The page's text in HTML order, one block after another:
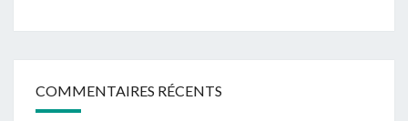
COMMENTAIRES RÉCENTS